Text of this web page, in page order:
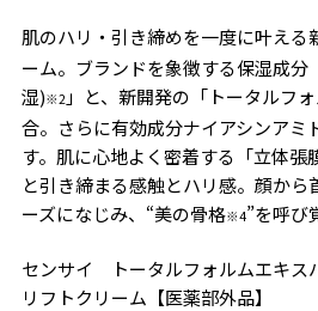
肌のハリ・引き締めを一度に叶える
ーム。ブランドを象徴する保湿成分
湿)※2 」と、新開発の「トータルフ
合。さらに有効成分ナイアシンアミ
す。肌に心地よく密着する「立体張
と引き締まる感触とハリ感。顔から
ーズになじみ、“美の骨格※4”を呼び
センサイ トータルフォルムエキス
リフトクリーム【医薬部外品】